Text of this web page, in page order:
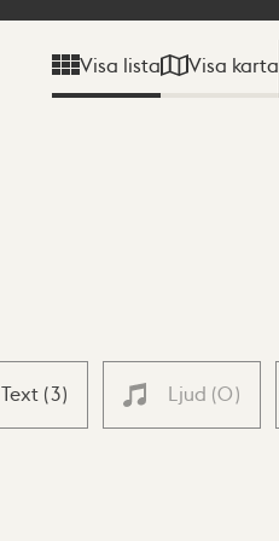
Visa lista Visa karta
Text (3) Ljud (0)